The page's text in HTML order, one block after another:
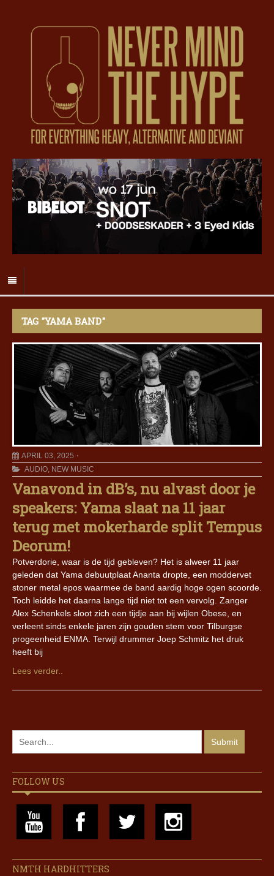
TAG "YAMA BAND"
APRIL 03, 2025
AUDIO, NEW MUSIC
Vanavond in dB’s, nu alvast door je
speakers: Yama slaat na 11 jaar
terug met mokerharde split Tempus
Deorum!
Potverdorie, waar is de tijd gebleven? Het is alweer 11 jaar
geleden dat Yama debuutplaat Ananta dropte, een moddervet
stoner metal epos waarmee de band aardig hoge ogen scoorde.
Toch leidde het daarna lange tijd niet tot een vervolg. Zanger
Alex Schenkels sloot zich een tijdje aan bij wijlen Obese, en
verleent sinds enkele jaren zijn gouden stem voor Tilburgse
progeenheid ENMA. Terwijl drummer Joep Schmitz het druk
heeft bij
Lees verder..
FOLLOW US
NMTH HARDHITTERS